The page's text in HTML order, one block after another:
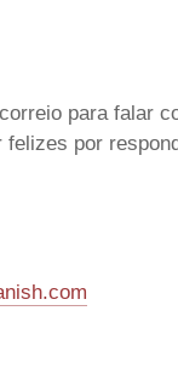
para falar
felizes por